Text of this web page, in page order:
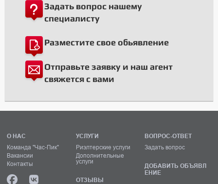
Задать вопрос нашему
специалисту
Разместите свое обьявление
Отправьте заявку и наш агент
свяжется с вами
О НАС
Команда "Час-Пик"
Вакансии
Контакты
УСЛУГИ
Риэлтерские услуги
Дополнительные
услуги
ОТЗЫВЫ
ВОПРОС-ОТВЕТ
Задать вопрос
ДОБАВИТЬ ОБЪЯВЛ
ЕНИЕ